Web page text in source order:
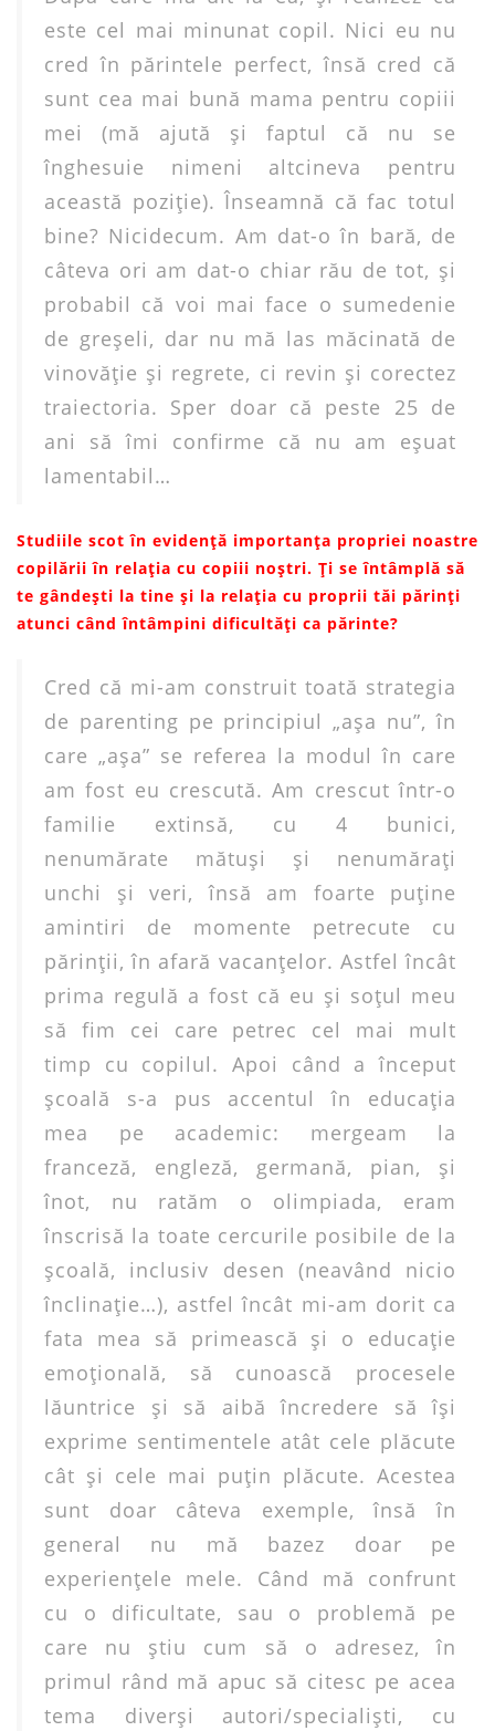
este cel mai minunat copil. Nici eu nu
cred în părintele perfect, însă cred că
sunt cea mai bună mama pentru copiii
mei (mă ajută şi faptul că nu se
înghesuie nimeni altcineva pentru
această poziţie). Înseamnă că fac totul
bine? Nicidecum. Am dat-o în bară, de
câteva ori am dat-o chiar rău de tot, şi
probabil că voi mai face o sumedenie
de greşeli, dar nu mă las măcinată de
vinovăţie şi regrete, ci revin şi corectez
traiectoria. Sper doar că peste 25 de
ani să îmi confirme că nu am eşuat
lamentabil…
Studiile scot în evidență importanța propriei noastre
copilării în relația cu copiii noștri. Ți se întâmplă să
te gândești la tine și la relația cu proprii tăi părinți
atunci când întâmpini dificultăți ca părinte?
Cred că mi-am construit toată strategia
de parenting pe principiul „aşa nu”, în
care „aşa” se referea la modul în care
am fost eu crescută. Am crescut într-o
familie extinsă, cu 4 bunici,
nenumărate mătuşi şi nenumăraţi
unchi şi veri, însă am foarte puţine
amintiri de momente petrecute cu
părinţii, în afară vacanţelor. Astfel încât
prima regulă a fost că eu şi soţul meu
să fim cei care petrec cel mai mult
timp cu copilul. Apoi când a început
şcoală s-a pus accentul în educaţia
mea pe academic: mergeam la
franceză, engleză, germană, pian, şi
înot, nu ratăm o olimpiada, eram
înscrisă la toate cercurile posibile de la
şcoală, inclusiv desen (neavând nicio
înclinaţie…), astfel încât mi-am dorit ca
fata mea să primească şi o educaţie
emoţională, să cunoască procesele
lăuntrice şi să aibă încredere să îşi
exprime sentimentele atât cele plăcute
cât şi cele mai puţin plăcute. Acestea
sunt doar câteva exemple, însă în
general nu mă bazez doar pe
experienţele mele. Când mă confrunt
cu o dificultate, sau o problemă pe
care nu ştiu cum să o adresez, în
primul rând mă apuc să citesc pe acea
tema diverşi autori/specialişti, cu